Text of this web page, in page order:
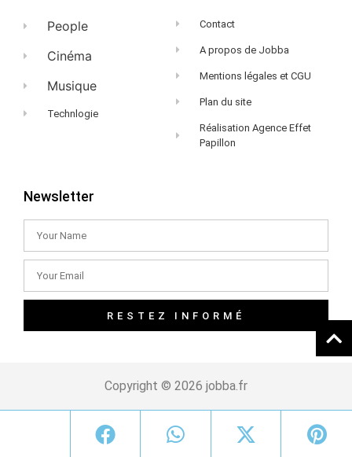
People
Cinéma
Musique
Technlogie
Contact
A propos de Jobba
Mentions légales et CGU
Plan du site
Réalisation Agence Effet
Papillon
Newsletter
RESTEZ INFORMÉ
Copyright © 2026 jobba.fr